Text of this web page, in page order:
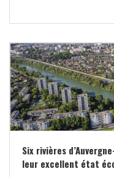
Six rivières
leur excellent état